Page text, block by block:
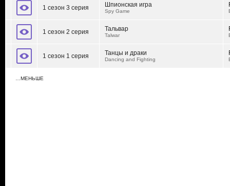
1 сезон 3 серия Шпионская игра
Spy Game
1 сезон 2 серия Тальвар
Talwar
1 сезон 1 серия Танцы и драки
Dancing and Fighting
…МЕНЬШЕ